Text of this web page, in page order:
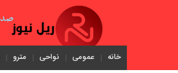
خانه عمومی نواحی مترو